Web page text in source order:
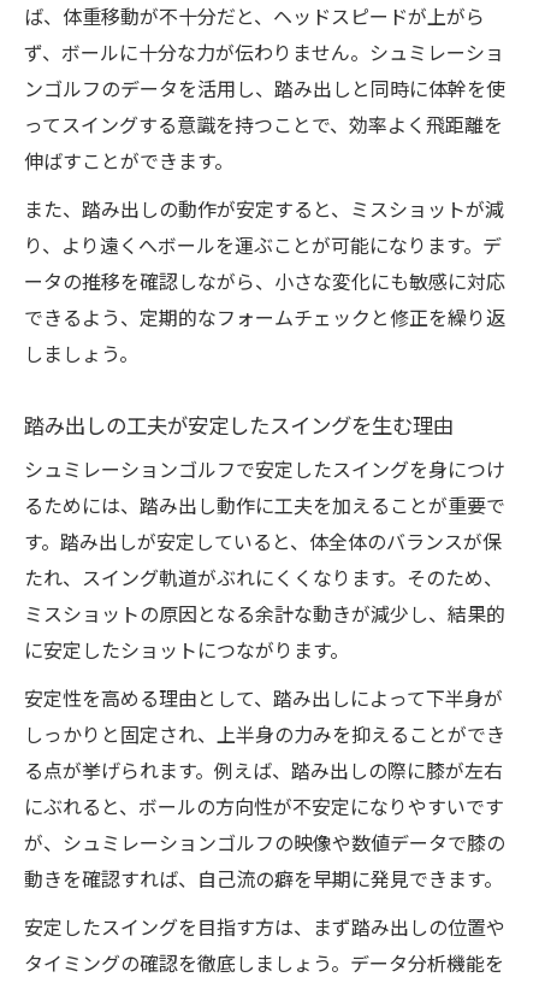
ば、体重移動が不十分だと、ヘッドスピードが上がら
ず、ボールに十分な力が伝わりません。シュミレーショ
ンゴルフのデータを活用し、踏み出しと同時に体幹を使
ってスイングする意識を持つことで、効率よく飛距離を
伸ばすことができます。
また、踏み出しの動作が安定すると、ミスショットが減
り、より遠くへボールを運ぶことが可能になります。デ
ータの推移を確認しながら、小さな変化にも敏感に対応
できるよう、定期的なフォームチェックと修正を繰り返
しましょう。
踏み出しの工夫が安定したスイングを生む理由
シュミレーションゴルフで安定したスイングを身につけ
るためには、踏み出し動作に工夫を加えることが重要で
す。踏み出しが安定していると、体全体のバランスが保
たれ、スイング軌道がぶれにくくなります。そのため、
ミスショットの原因となる余計な動きが減少し、結果的
に安定したショットにつながります。
安定性を高める理由として、踏み出しによって下半身が
しっかりと固定され、上半身の力みを抑えることができ
る点が挙げられます。例えば、踏み出しの際に膝が左右
にぶれると、ボールの方向性が不安定になりやすいです
が、シュミレーションゴルフの映像や数値データで膝の
動きを確認すれば、自己流の癖を早期に発見できます。
安定したスイングを目指す方は、まず踏み出しの位置や
タイミングの確認を徹底しましょう。データ分析機能を